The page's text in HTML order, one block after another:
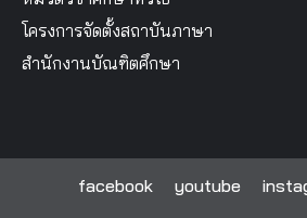
โครงการจัดตั้งสถาบันภาษา
สำนักงานบัณฑิตศึกษา
facebook youtube